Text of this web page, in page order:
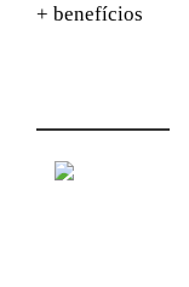
+ benefícios